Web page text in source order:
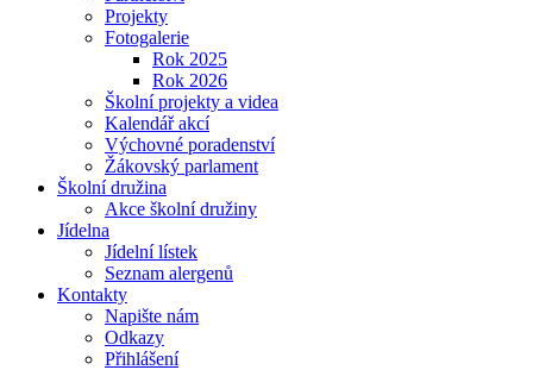
Projekty
Fotogalerie
Rok 2025
Rok 2026
Školní projekty a videa
Kalendář akcí
Výchovné poradenství
Žákovský parlament
Školní družina
Akce školní družiny
Jídelna
Jídelní lístek
Seznam alergenů
Kontakty
Napište nám
Odkazy
Přihlášení